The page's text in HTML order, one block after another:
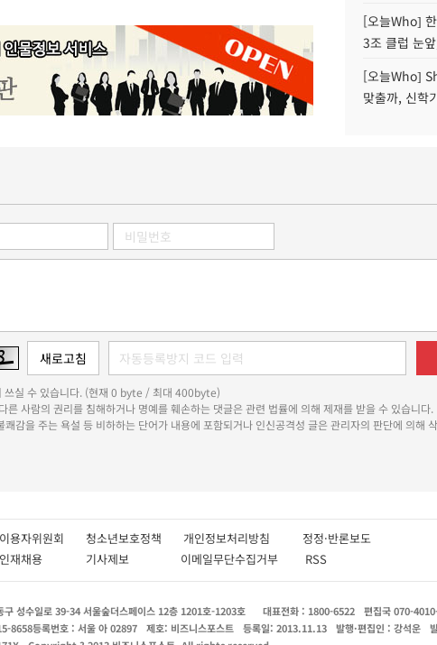
[오늘Who]
3조 클럽 눈
[오늘Who]
맞출까, 신학
쓰실 수 있습니다. (현재 0 byte / 최대 400byte)
른 사람의 권리를 침해하거나 명예를 훼손하는 댓글은 관련 법률에 의해 제재를 받을 수 있습니다.
쾌감을 주는 욕설 등 비하하는 단어가 내용에 포함되거나 인신공격성 글은 관리자의 판단에 의해
이용자위원회 청소년보호정책 개인정보처리방침 정정·반론보도
인재채용 기사제보 이메일무단수집거부 RSS
구 성수일로 39-34 서울숲더스페이스 12층 1201호-1203호 대표전화 : 1800-6522 편집국 070-
8658등록번호 : 서울 아 02897 제호: 비즈니스포스트 등록일: 2013.11.13 발행·편집인 : 강석운